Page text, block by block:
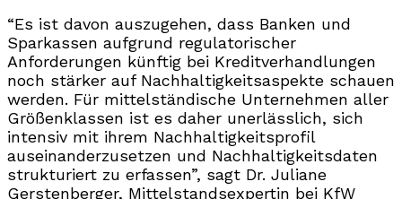
“Es ist davon auszugehen, dass Banken und
Sparkassen aufgrund regulatorischer
Anforderungen künftig bei Kreditverhandlungen
noch stärker auf Nachhaltigkeitsaspekte schauen
werden. Für mittelständische Unternehmen aller
Größenklassen ist es daher unerlässlich, sich
intensiv mit ihrem Nachhaltigkeitsprofil
auseinanderzusetzen und Nachhaltigkeitsdaten
strukturiert zu erfassen”, sagt Dr. Juliane
Gerstenberger, Mittelstandsexpertin bei KfW